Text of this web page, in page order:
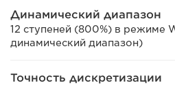
Динамический диапазон
12 ступеней (800%) в режиме
динамический диапазон)
Точность дискретизации